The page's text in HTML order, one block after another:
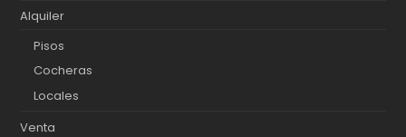
Alquiler
Pisos
Cocheras
Locales
Venta